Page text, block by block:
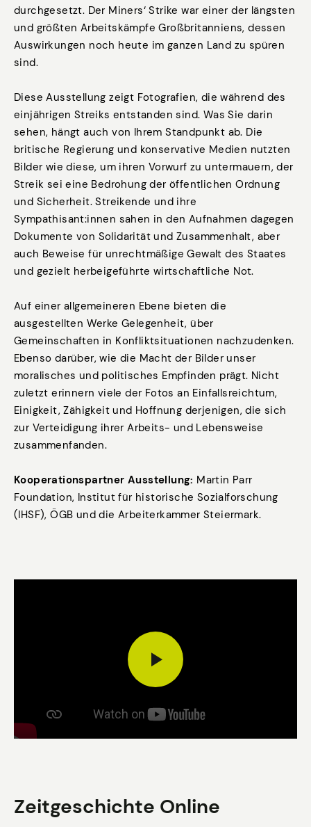
durchgesetzt. Der Miners‘ Strike war einer der längsten
und größten Arbeitskämpfe Großbritanniens, dessen
Auswirkungen noch heute im ganzen Land zu spüren
sind.
Diese Ausstellung zeigt Fotografien, die während des
einjährigen Streiks entstanden sind. Was Sie darin
sehen, hängt auch von Ihrem Standpunkt ab. Die
britische Regierung und konservative Medien nutzten
Bilder wie diese, um ihren Vorwurf zu untermauern, der
Streik sei eine Bedrohung der öffentlichen Ordnung
und Sicherheit. Streikende und ihre
Sympathisant:innen sahen in den Aufnahmen dagegen
Dokumente von Solidarität und Zusammenhalt, aber
auch Beweise für unrechtmäßige Gewalt des Staates
und gezielt herbeigeführte wirtschaftliche Not.
Auf einer allgemeineren Ebene bieten die
ausgestellten Werke Gelegenheit, über
Gemeinschaften in Konfliktsituationen nachzudenken.
Ebenso darüber, wie die Macht der Bilder unser
moralisches und politisches Empfinden prägt. Nicht
zuletzt erinnern viele der Fotos an Einfallsreichtum,
Einigkeit, Zähigkeit und Hoffnung derjenigen, die sich
zur Verteidigung ihrer Arbeits- und Lebensweise
zusammenfanden.
Kooperationspartner Ausstellung: Martin Parr
Foundation, Institut für historische Sozialforschung
(IHSF), ÖGB und die Arbeiterkammer Steiermark.
Zeitgeschichte Online